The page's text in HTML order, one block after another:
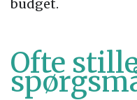
budget.
Ofte